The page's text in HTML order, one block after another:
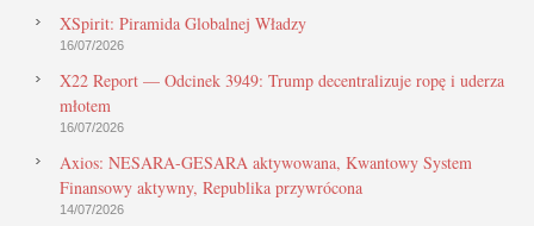
XSpirit: Piramida Globalnej Władzy
16/07/2026
X22 Report — Odcinek 3949: Trump decentralizuje ropę i uderza
młotem
16/07/2026
Axios: NESARA-GESARA aktywowana, Kwantowy System
Finansowy aktywny, Republika przywrócona
14/07/2026